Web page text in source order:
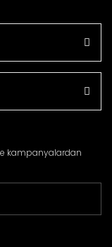
kampanyalardan